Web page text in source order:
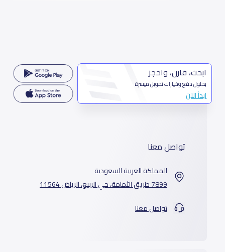
ابحث، قارن، واحجز
بحلول دفع وخيارات تمويل ميسرة
ابدأ الآن
تواصل معنا
المملكة العربية السعودية
7899 طريق الثمامة، حي الربيع، الرياض 11564
تواصل معنا